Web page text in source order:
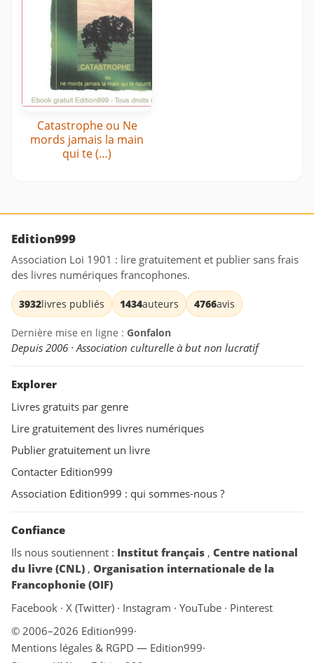
Catastrophe ou Ne
mords jamais la main
qui te (…)
Edition999
Association Loi 1901 : lire gratuitement et publier sans frais
des livres numériques francophones.
3932livres publiés 1434auteurs 4766avis
Dernière mise en ligne : Gonfalon
Depuis 2006 · Association culturelle à but non lucratif
Explorer
Livres gratuits par genre
Lire gratuitement des livres numériques
Publier gratuitement un livre
Contacter Edition999
Association Edition999 : qui sommes-nous ?
Confiance
Ils nous soutiennent : Institut français , Centre national
du livre (CNL) , Organisation internationale de la
Francophonie (OIF)
Facebook · X (Twitter) · Instagram · YouTube · Pinterest
© 2006–2026 Edition999·
Mentions légales & RGPD — Edition999·